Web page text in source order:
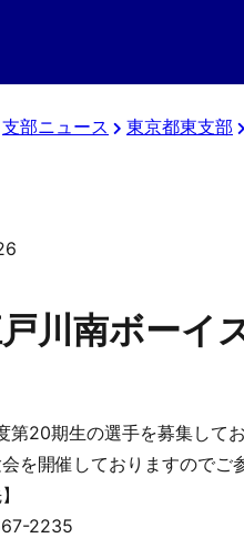
支部ニュース 東京都東支部
戸川南ボー
第20期生の選手を募集してお
を開催しておりますのでご
2235